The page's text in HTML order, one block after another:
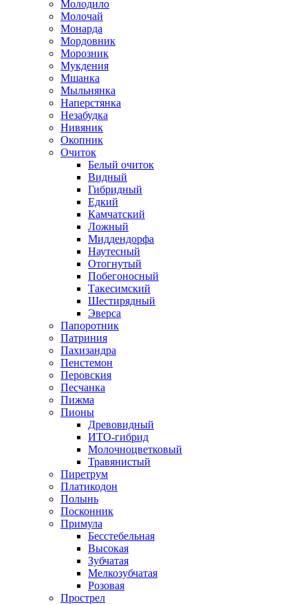
Молодило
Молочай
Монарда
Мордовник
Морозник
Мукдения
Мшанка
Мыльнянка
Наперстянка
Незабудка
Нивяник
Окопник
Очиток
Белый очиток
Видный
Гибридный
Едкий
Камчатский
Ложный
Миддендорфа
Наутесный
Отогнутый
Побегоносный
Такесимский
Шестирядный
Эверса
Папоротник
Патриния
Пахизандра
Пенстемон
Перовския
Песчанка
Пижма
Пионы
Древовидный
ИТО-гибрид
Молочноцветковый
Травянистый
Пиретрум
Платикодон
Полынь
Посконник
Примула
Бесстебельная
Высокая
Зубчатая
Мелкозубчатая
Розовая
Прострел